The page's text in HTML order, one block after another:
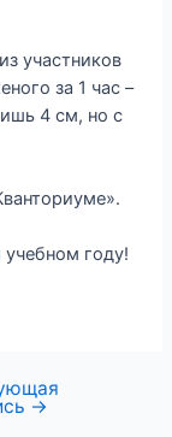
участников
за 1 час –
4 см, но с
году!
→